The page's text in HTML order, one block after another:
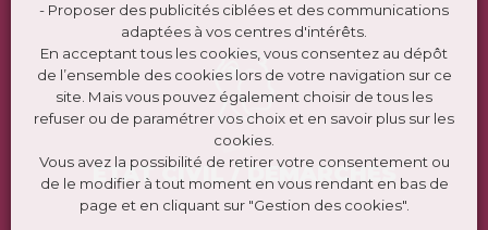
ÉTAT CIVIL / DEMARCHES
- Proposer des publicités ciblées et des communications
adaptées à vos centres d'intérêts.
En acceptant tous les cookies, vous consentez au dépôt
de l’ensemble des cookies lors de votre navigation sur ce
site. Mais vous pouvez également choisir de tous les
refuser ou de paramétrer vos choix et en savoir plus sur les
cookies.
Vous avez la possibilité de retirer votre consentement ou
de le modifier à tout moment en vous rendant en bas de
page et en cliquant sur "Gestion des cookies".